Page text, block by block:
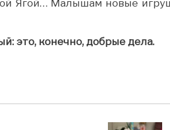
Ягой… Малышам новые
это, конечно, добрые дела.